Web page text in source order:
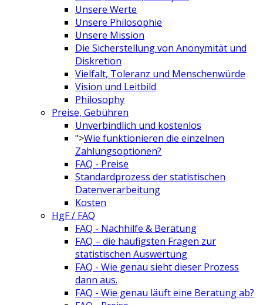
Unsere Werte
Unsere Philosophie
Unsere Mission
Die Sicherstellung von Anonymität und
Diskretion
Vielfalt, Toleranz und Menschenwürde
Vision und Leitbild
Philosophy
Preise, Gebühren
Unverbindlich und kostenlos
">Wie funktionieren die einzelnen
Zahlungsoptionen?
FAQ - Preise
Standardprozess der statistischen
Datenverarbeitung
Kosten
HgF / FAQ
FAQ - Nachhilfe & Beratung
FAQ – die häufigsten Fragen zur
statistischen Auswertung
FAQ - Wie genau sieht dieser Prozess
dann aus.
FAQ - Wie genau läuft eine Beratung ab?